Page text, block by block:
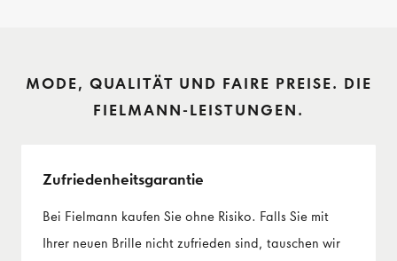
MODE, QUALITÄT UND FAIRE PREISE. DIE
FIELMANN-LEISTUNGEN.
Zufriedenheits­garantie
Bei Fielmann kaufen Sie ohne Risiko. Falls Sie mit
Ihrer neuen Brille nicht zufrieden sind, tauschen wir